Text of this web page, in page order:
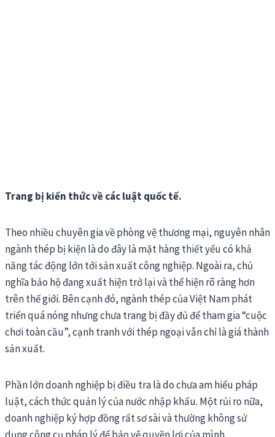
Trang bị kiến thức về các luật quốc tế.
Theo nhiều chuyên gia về phòng vệ thương mại, nguyên nhân
ngành thép bị kiện là do đây là mặt hàng thiết yếu có khả
năng tác động lớn tới sản xuất công nghiệp. Ngoài ra, chủ
nghĩa bảo hộ đang xuất hiện trở lại và thể hiện rõ ràng hơn
trên thế giới. Bên cạnh đó, ngành thép của Việt Nam phát
triển quá nóng nhưng chưa trang bị đầy đủ để tham gia “cuộc
chơi toàn cầu”, cạnh tranh với thép ngoại vẫn chỉ là giá thành
sản xuất.
Phần lớn doanh nghiệp bị điều tra là do chưa am hiểu pháp
luật, cách thức quản lý của nước nhập khẩu. Một rủi ro nữa,
doanh nghiệp ký hợp đồng rất sơ sài và thường không sử
dụng công cụ pháp lý để bảo vệ quyền lợi của mình.